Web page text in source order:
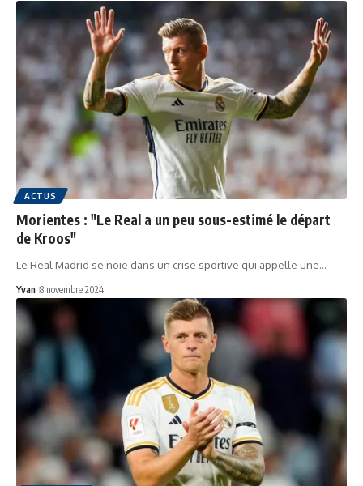
ACTUS
Morientes : "Le Real a un peu sous-estimé le départ
de Kroos"
Le Real Madrid se noie dans un crise sportive qui appelle une…
Yvan 8 novembre 2024